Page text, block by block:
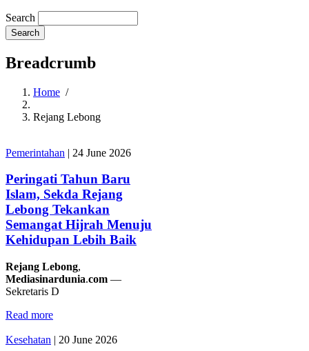
Search
Breadcrumb
Home /
Rejang Lebong
Pemerintahan | 24 June 2026
Peringati Tahun Baru
Islam, Sekda Rejang
Lebong Tekankan
Semangat Hijrah Menuju
Kehidupan Lebih Baik
Rejang Lebong,
Mediasinardunia.com —
Sekretaris D
Read more
Kesehatan | 20 June 2026